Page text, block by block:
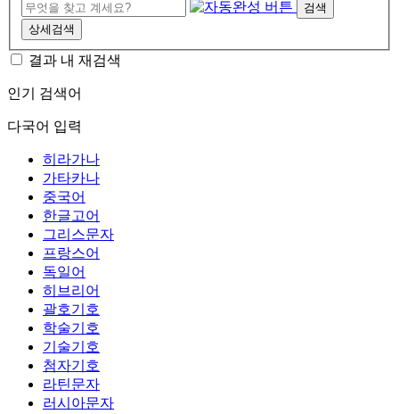
검색
상세검색
결과 내 재검색
인기 검색어
다국어 입력
히라가나
가타카나
중국어
한글고어
그리스문자
프랑스어
독일어
히브리어
괄호기호
학술기호
기술기호
첨자기호
라틴문자
러시아문자